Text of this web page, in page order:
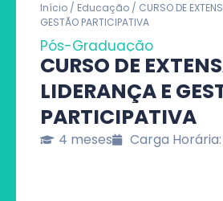
Início / Educação / CURSO DE
GESTÃO PARTICIPATIVA
Pós-Graduação
CURSO DE
LIDERANÇA E
PARTICIPATIVA
4 meses Carga